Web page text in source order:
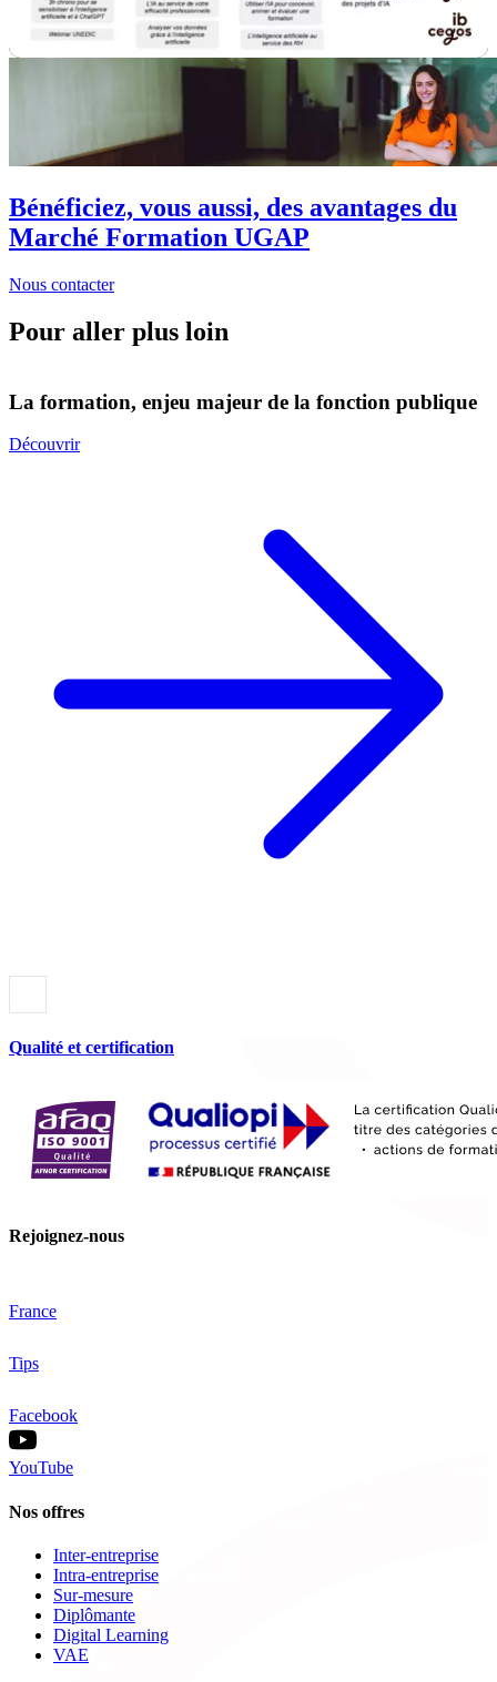
Bénéficiez, vous aussi, des avantages du
Marché Formation UGAP
Nous contacter
Pour aller plus loin
La formation, enjeu majeur de la fonction publique
Découvrir
Qualité et certification
Rejoignez-nous
France
Tips
Facebook
YouTube
Nos offres
Inter-entreprise
Intra-entreprise
Sur-mesure
Diplômante
Digital Learning
VAE